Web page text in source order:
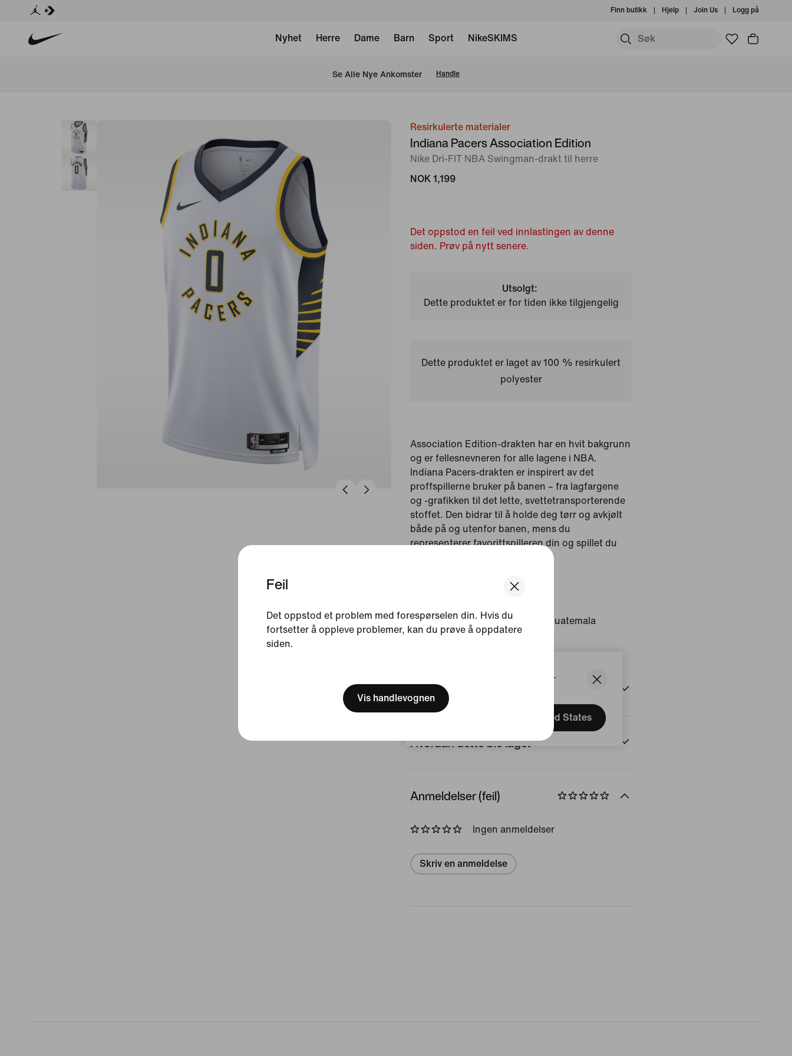
We think you are in United States.
Update your location?
United States
Feil
Det oppstod et problem med forespørselen din. Hvis du
fortsetter å oppleve problemer, kan du prøve å oppdatere
siden.
Vis handlevognen
Finn butikk Hjelp Join Us Logg på
Nyhet Herre Dame Barn Sport NikeSKIMS
Se Alle Nye Ankomster Handle
bildeResirkulerte materialer
Indiana Pacers Association Edition
Nike Dri-FIT NBA Swingman-drakt til herre
NOK 1,199
Det oppstod en feil ved innlastingen av denne
siden. Prøv på nytt senere.
Utsolgt:
Dette produktet er for tiden ikke tilgjengelig
Dette produktet er laget av 100 % resirkulert
polyester
Association Edition-drakten har en hvit bakgrunn
og er fellesnevneren for alle lagene i NBA.
Indiana Pacers-drakten er inspirert av det
proffspillerne bruker på banen – fra lagfargene
og -grafikken til det lette, svettetransporterende
stoffet. Den bidrar til å holde deg tørr og avkjølt
både på og utenfor banen, mens du
representerer favorittspilleren din og spillet du
Opprinnelsesland/-region: Guatemala
Størrelse og passform
Hvordan dette ble laget
Anmeldelser (feil)
Ingen anmeldelser
Skriv en anmeldelse